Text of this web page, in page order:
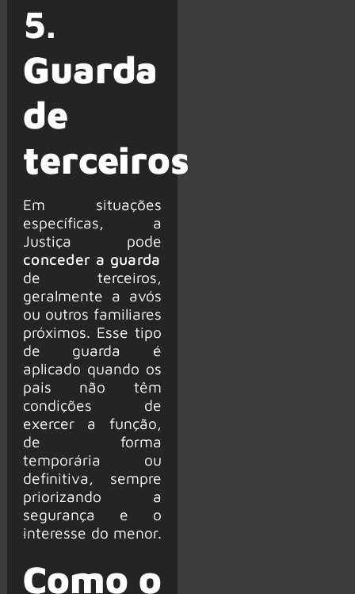
5.
Guarda
de
terceiros
Em situações
específicas, a
Justiça pode
conceder a guarda
de terceiros,
geralmente a avós
ou outros familiares
próximos. Esse tipo
de guarda é
aplicado quando os
pais não têm
condições de
exercer a função,
de forma
temporária ou
definitiva, sempre
priorizando a
segurança e o
interesse do menor.
Como o